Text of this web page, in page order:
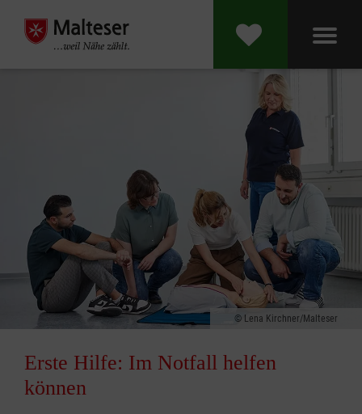
Lena Kirchner/Malteser
Erste Hilfe: Im Notfall helfen
können